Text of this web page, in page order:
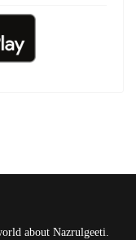
about Nazrulgeeti.